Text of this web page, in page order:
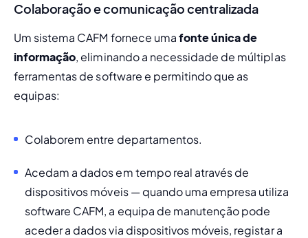
Colaboração e comunicação centralizada
Um sistema CAFM fornece uma fonte única de
informação, eliminando a necessidade de múltiplas
ferramentas de software e permitindo que as
equipas:
Colaborem entre departamentos.
Acedam a dados em tempo real através de
dispositivos móveis — quando uma empresa utiliza
software CAFM, a equipa de manutenção pode
aceder a dados via dispositivos móveis, registar a